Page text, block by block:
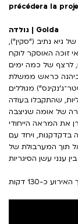
précédera la
גולדה | Golda
גיא נתיב ("סקין"),
זוכה האוסקר לוקח
לרצף של כמה ימים
כראש ממשלת
מגוללים
שהתקבלו בעודה
של אומה שניצבה
את המראה הייחודי
ויחד עם
תוך המערבולת של
כ-130 דקות